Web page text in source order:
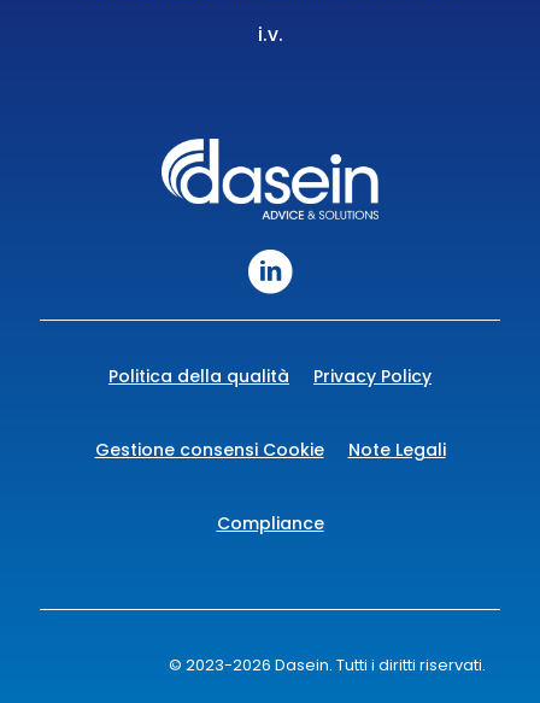
i.v.
Politica della qualità Privacy Policy
Gestione consensi Cookie Note Legali
Compliance
© 2023-2026 Dasein. Tutti i diritti riservati.